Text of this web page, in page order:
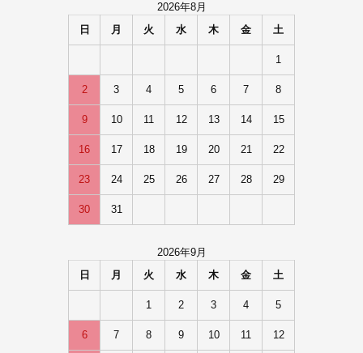
2026年8月
日
月 火 水 木 金 土
1
2 3 4 5 6 7 8
9 10 11 12 13 14 15
16 17 18 19 20 21 22
23 24 25 26 27 28 29
30 31
2026年9月
日
月 火 水 木 金 土
1 2 3 4 5
6 7 8 9 10 11 12